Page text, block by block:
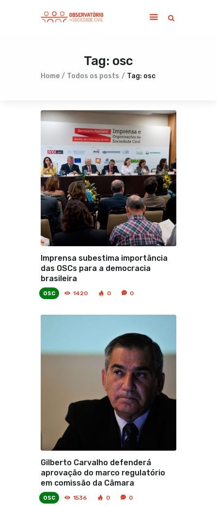
Tag: osc
Home Todos os posts Tag: osc
Sobre
Contato
Imprensa subestima importância
das OSCs para a democracia
brasileira
osc 1420 0 0
Gilberto Carvalho defenderá
aprovação do marco regulatório
em comissão da Câmara
osc 1536 0 0